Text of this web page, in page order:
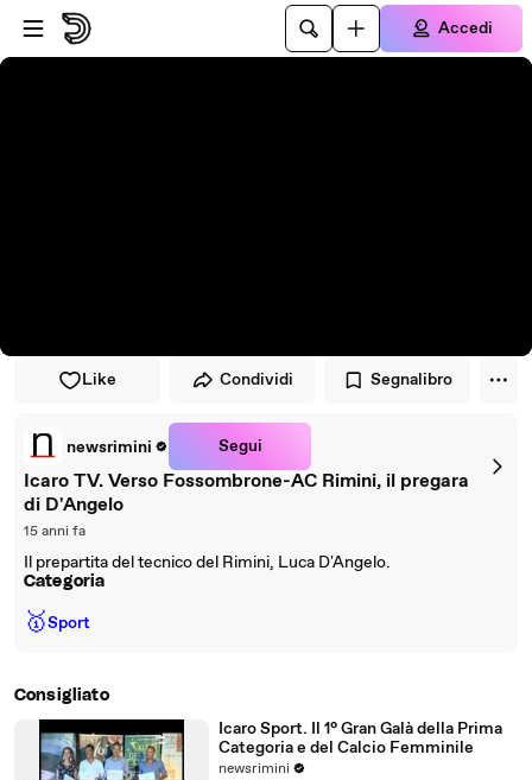
Vai al lettore
Passa al contenuto principale
Accedi
Like Condividi Segnalibro
newsrimini Segui
Icaro TV. Verso Fossombrone-AC Rimini, il pregara
di D'Angelo
15 anni fa
Il prepartita del tecnico del Rimini, Luca D'Angelo.
Categoria
🥇Sport
Consigliato
Icaro Sport. Il 1° Gran Galà della Prima
Categoria e del Calcio Femminile
newsrimini